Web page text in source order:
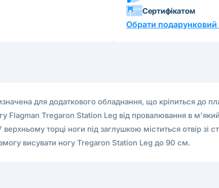
Сертифікатом
Обрати подарунковий
для додаткового обладнання, що кріпиться до
Tregaron Station Leg від провалювання в м'який
торці ноги під заглушкою міститься отвір зі
висувати ногу Tregaron Station Leg до 90 см.